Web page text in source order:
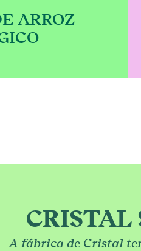
ARROZ
€
CRISTAL
A fábrica de Cristal